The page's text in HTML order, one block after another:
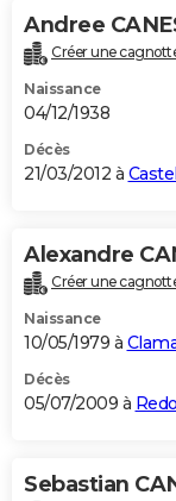
Andree
Créer une
Naissance
04/12/1938
Décès
21/03/2012 à
Alexandre
Créer une
Naissance
10/05/1979 à
Décès
05/07/2009 à
Sebastian